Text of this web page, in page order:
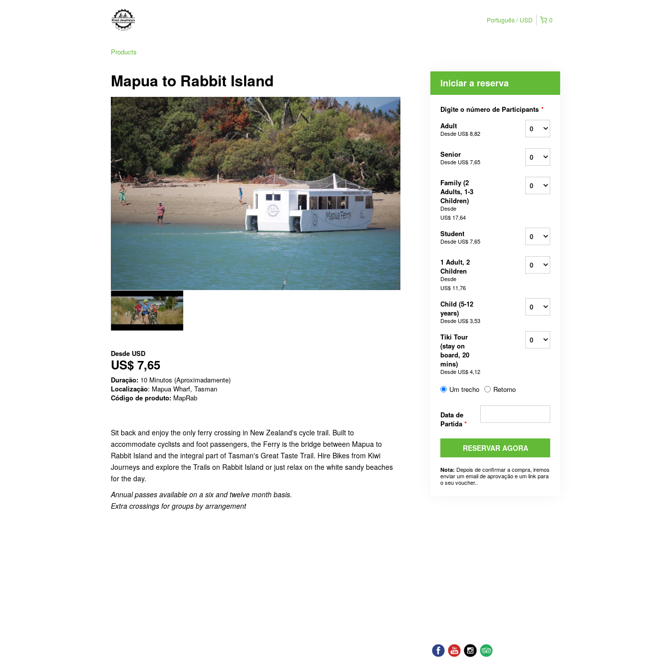
0
Português USD
Products
Mapua to Rabbit Island
Desde USD
US$ 7,65
Duração: 10 Minutos (Aproximadamente)
Localização: Mapua Wharf, Tasman
Código de produto: MapRab
Sit back and enjoy the only ferry crossing in New Zealand's cycle trail. Built to
accommodate cyclists and foot passengers, the Ferry is the bridge between Mapua to
Rabbit Island and the integral part of Tasman's Great Taste Trail. Hire Bikes from Kiwi
Journeys and explore the Trails on Rabbit Island or just relax on the white sandy beaches
for the day.
Annual passes available on a six and twelve month basis.
Extra crossings for groups by arrangement
Iniciar a reserva
Digite o número de Participants *
Adult
Desde US$ 8,82
Senior
Desde US$ 7,65
Family (2
Adults, 1-3
Children)
Desde
US$ 17,64
Student
Desde US$ 7,65
1 Adult, 2
Children
Desde
US$ 11,76
Child (5-12
years)
Desde US$ 3,53
Tiki Tour
(stay on
board, 20
mins)
Desde US$ 4,12
Um trecho Retorno
Data de
Partida *
RESERVAR AGORA
Nota: Depois de confirmar a compra, iremos
enviar um email de aprovação e um link para
o seu voucher..